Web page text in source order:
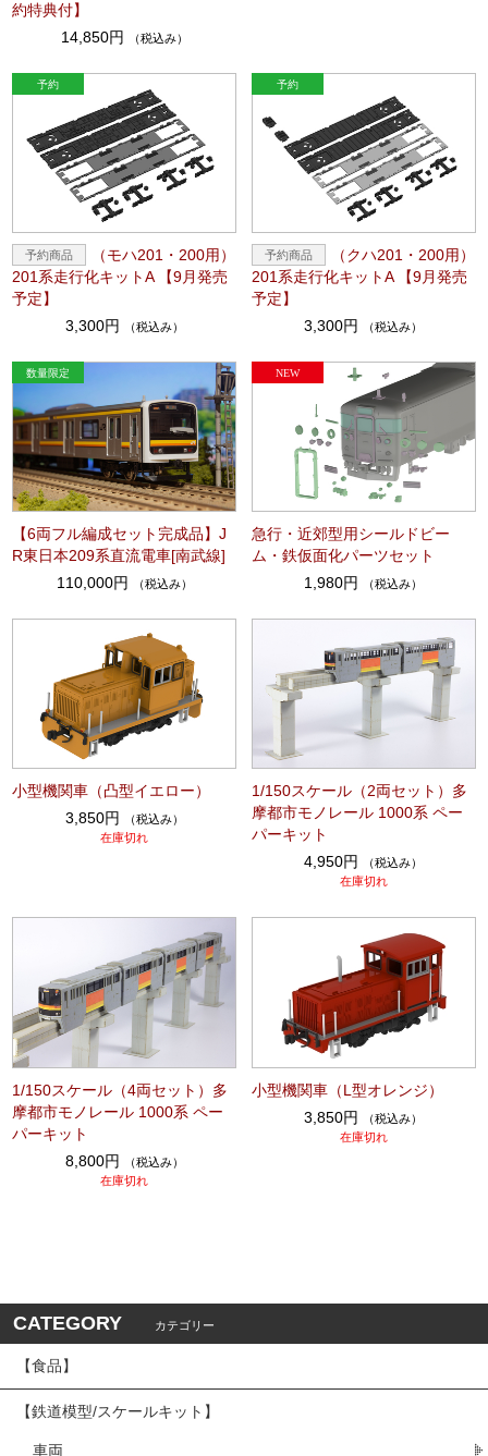
約特典付】
14,850円
（税込み）
（モハ201・200用）
201系走行化キットA 【9月発売
予定】
3,300円
（税込み）
（クハ201・200用）
201系走行化キットA 【9月発売
予定】
3,300円
（税込み）
【6両フル編成セット完成品】J
R東日本209系直流電車[南武線]
110,000円
（税込み）
急行・近郊型用シールドビー
ム・鉄仮面化パーツセット
1,980円
（税込み）
小型機関車（凸型イエロー）
3,850円
（税込み）
在庫切れ
1/150スケール（2両セット）多
摩都市モノレール 1000系 ペー
パーキット
4,950円
（税込み）
在庫切れ
1/150スケール（4両セット）多
摩都市モノレール 1000系 ペー
パーキット
8,800円
（税込み）
在庫切れ
小型機関車（L型オレンジ）
3,850円
（税込み）
在庫切れ
CATEGORY カテゴリー
【食品】
【鉄道模型/スケールキット】
車両